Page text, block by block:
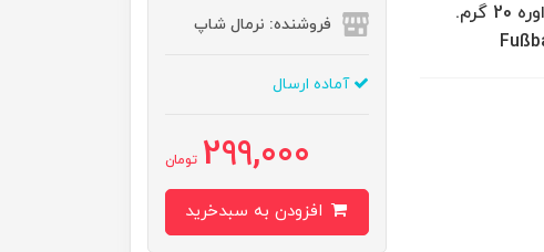
ماسک مروارید حمام برای پاهای خیلی خشک 95% اوره 20 گرم.
فروشنده: نرمال شاپ
آماده ارسال
299,000 تومان